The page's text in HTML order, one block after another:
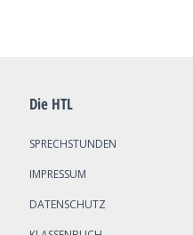
Die HTL
SPRECHSTUNDEN
IMPRESSUM
DATENSCHUTZ